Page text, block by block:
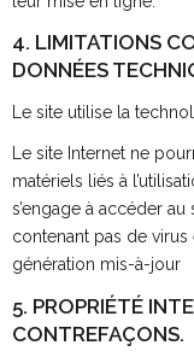
4. LIMITATIONS
DONNÉES
Le site utilise la
Le site Internet ne
matériels liés à
s’engage à accéder
contenant pas de
génération mis-à-jour
5. PROPRIÉTÉ
CONTREFAÇONS.